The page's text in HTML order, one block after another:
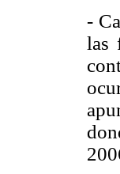
-
las